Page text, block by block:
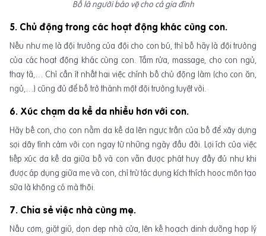
Bố là người bảo vệ cho cả gia đình
5. Chủ động trong các hoạt động khác cùng con.
Nếu như mẹ là đội trưởng của đội cho con bú, thì bố hãy là đội trưởng
của các hoạt động khác cùng con. Tắm rửa, massage, cho con ngủ,
thay tã,… Chỉ cần ít nhất hai việc chính bố chủ động làm (cho con ăn,
ngủ,…) cũng đủ để bố trở thành một đội trưởng tuyệt vời.
6. Xúc chạm da kề da nhiều hơn với con.
Hãy bế con, cho con nằm da kề da lên ngực trần của bố để xây dựng
sợi dây tình cảm với con ngay từ những ngày đầu đời. Lợi ích của việc
tiếp xúc da kề da giữa bố và con vẫn được phát huy đầy đủ như khi
được áp dụng giữa mẹ và con, chỉ trừ tác dụng kích thích hooc môn tạo
sữa là không có mà thôi.
7. Chia sẻ việc nhà cùng mẹ.
Nấu cơm, giặt giũ, dọn dẹp nhà cửa, lên kế hoạch dinh dưỡng hợp lý